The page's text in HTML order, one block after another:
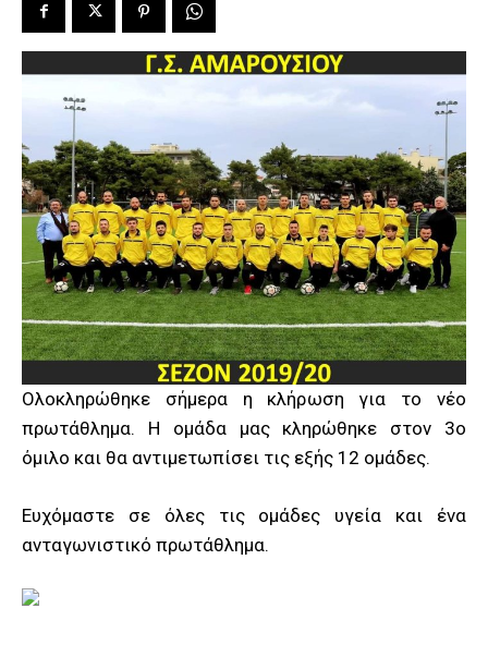
Ολοκληρώθηκε σήμερα η κλήρωση για το νέο
πρωτάθλημα. Η ομάδα μας κληρώθηκε στον 3ο
όμιλο και θα αντιμετωπίσει τις εξής 12 ομάδες.
Ευχόμαστε σε όλες τις ομάδες υγεία και ένα
ανταγωνιστικό πρωτάθλημα.